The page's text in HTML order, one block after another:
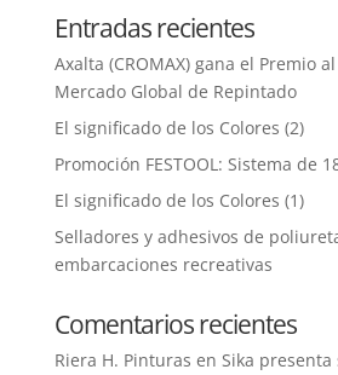
Entradas recientes
Axalta (CROMAX) gana el Premio
Mercado Global de Repintado
El significado de los Colores (2)
Promoción FESTOOL: Sistema de
El significado de los Colores (1)
Selladores y adhesivos de
embarcaciones recreativas
Comentarios recientes
Riera H. Pinturas en Sika presenta